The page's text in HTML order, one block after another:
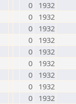
0
1932
0
1932
0
1932
0
1932
0
1932
0
1932
0
1932
0
1932
0
1932